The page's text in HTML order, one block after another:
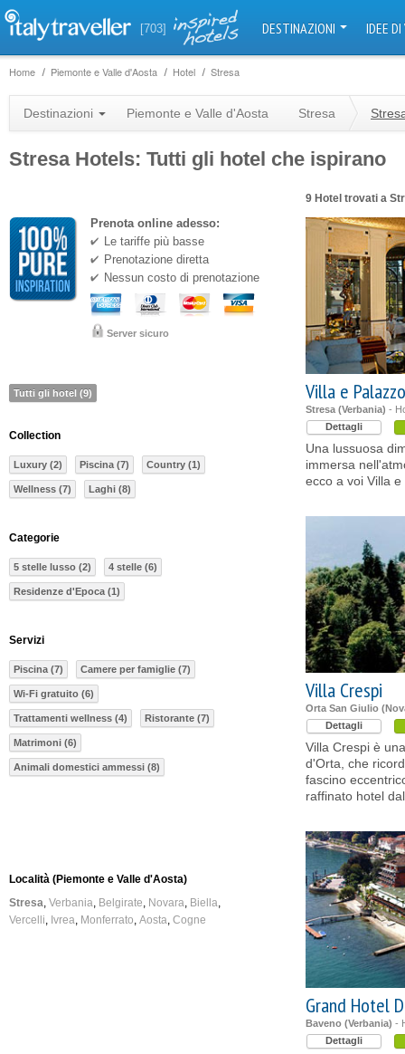
[703] DESTINAZIONI IDEE
Home Piemonte e Valle d'Aosta Hotel Stresa
Destinazioni Piemonte e Valle d'Aosta Stresa
Stresa Hotels: Tutti gli hotel che ispirano
9 Hotel trovati a
Villa e
Stresa (Verbania) -
Dettagli
Una lussuosa
immersa
ecco a voi Villa
Villa Crespi
Orta San Giulio
Dettagli
Villa Crespi è
d'Orta, che
fascino
raffinato hotel
Grand Hotel
Baveno (Verbania) -
Dettagli
Prenota online adesso:
Le tariffe più basse
Prenotazione diretta
Nessun costo di prenotazione
Server sicuro
Tutti gli hotel (9)
Collection
Luxury (2) Piscina (7) Country (1)
Wellness (7) Laghi (8)
Categorie
5 stelle lusso (2) 4 stelle (6)
Residenze d'Epoca (1)
Servizi
Piscina (7) Camere per famiglie (7)
Wi-Fi gratuito (6)
Trattamenti wellness (4) Ristorante (7)
Matrimoni (6)
Animali domestici ammessi (8)
Località (Piemonte e Valle d'Aosta)
Stresa Verbania Belgirate Novara Biella
Vercelli
Ivrea Monferrato Aosta Cogne